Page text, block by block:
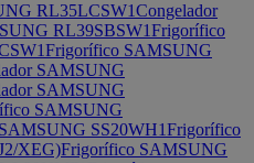
RL35LCSW1Congelador
RL39SBSW1Frigorífico
Frigorífico SAMSUNG
SAMSUNG
SAMSUNG
SAMSUNG
SS20WH1Frigorífico
XEG)Frigorífico SAMSUNG